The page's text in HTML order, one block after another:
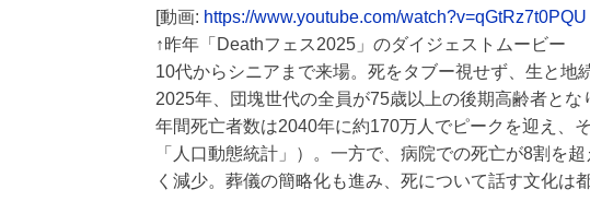
[動画: https://www.youtube.com/watch?v=qGtRz7t0PQU
↑昨年「Deathフェス2025」のダイジェストムービー
10代からシニアまで来場。死をタブー視せず、生と地
2025年、団塊世代の全員が75歳以上の後期高齢者とな
年間死亡者数は2040年に約170万人でピークを迎え、
「人口動態統計」）。一方で、病院での死亡が8割を
く減少。葬儀の簡略化も進み、死について話す文化は